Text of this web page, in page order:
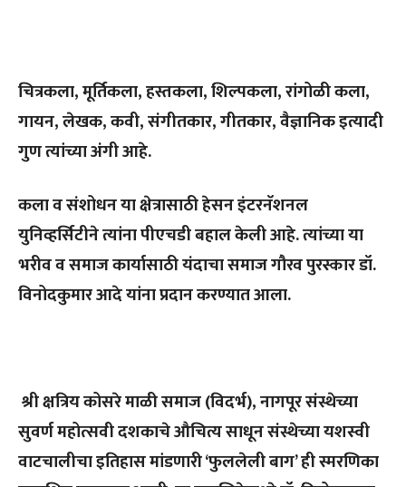
चित्रकला, मूर्तिकला, हस्तकला, शिल्पकला, रांगोळी कला,
गायन, लेखक, कवी, संगीतकार, गीतकार, वैज्ञानिक इत्यादी
गुण त्यांच्या अंगी आहे.
कला व संशोधन या क्षेत्रासाठी हेसन इंटरनॅशनल
युनिव्हर्सिटीने त्यांना पीएचडी बहाल केली आहे. त्यांच्या या
भरीव व समाज कार्यासाठी यंदाचा समाज गौरव पुरस्कार डॉ.
विनोदकुमार आदे यांना प्रदान करण्यात आला.
श्री क्षत्रिय कोसरे माळी समाज (विदर्भ), नागपूर संस्थेच्या
सुवर्ण महोत्सवी दशकाचे औचित्य साधून संस्थेच्या यशस्वी
वाटचालीचा इतिहास मांडणारी ‘फुललेली बाग’ ही स्मरणिका